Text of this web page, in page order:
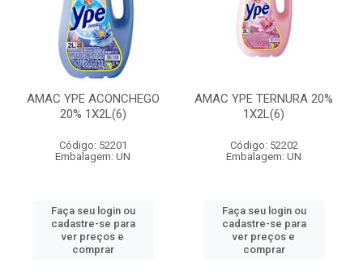
AMAC YPE ACONCHEGO
20% 1X2L(6)
Código: 52201
Embalagem: UN
Faça seu login ou
cadastre-se para
ver preços e
comprar
AMAC YPE TERNURA 20%
1X2L(6)
Código: 52202
Embalagem: UN
Faça seu login ou
cadastre-se para
ver preços e
comprar